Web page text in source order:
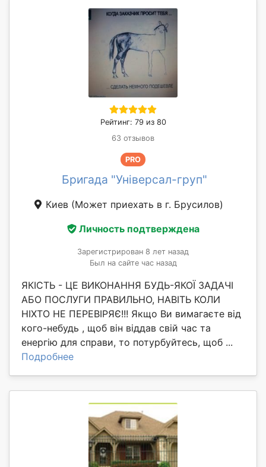
Рейтинг: 79 из 80
63 отзывов
PRO
Бригада "Універсал-груп"
Киев (Может приехать в г. Брусилов)
Личность подтверждена
Зарегистрирован 8 лет назад
Был на сайте час назад
ЯКІСТЬ - ЦЕ ВИКОНАННЯ БУДЬ-ЯКОЇ ЗАДАЧІ
АБО ПОСЛУГИ ПРАВИЛЬНО, НАВІТЬ КОЛИ
НІХТО НЕ ПЕРЕВІРЯЄ!!! Якщо Ви вимагаєте від
кого-небудь , щоб він віддав свій час та
енергію для справи, то потурбуйтесь, щоб ...
Подробнее